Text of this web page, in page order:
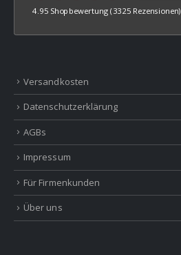
4.95 Shopbewertung (3325 Rezensionen)
Versandkosten
Datenschutzerklärung
AGBs
Impressum
Für Firmenkunden
Über uns